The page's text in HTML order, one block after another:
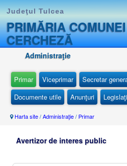
Judeţul Tulcea
PRIMĂRIA
CERCHEZĂ
Administraţie
Primar Viceprimar Secretar
Documente utile
Anunţuri
Harta site/Administraţie/ Primar
Avertizor de interes public